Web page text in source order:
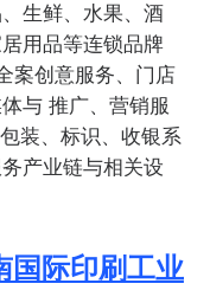
生鲜、水果、酒
用品等连锁品牌
案创意服务、门店
与 推广、营销服
装、标识、收银系
产业链与相关设
国际印刷工业